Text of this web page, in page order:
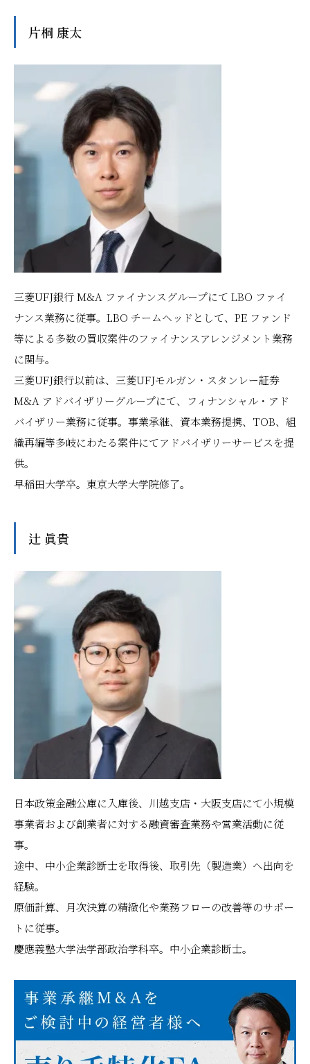
片桐 康太
三菱UFJ銀行 M&A ファイナンスグループにて LBO ファイ
ナンス業務に従事。LBO チームヘッドとして、PE ファンド
等による多数の買収案件のファイナンスアレンジメント業務
に関与。
三菱UFJ銀行以前は、三菱UFJモルガン・スタンレー証券
M&A アドバイザリーグループにて、フィナンシャル・アド
バイザリー業務に従事。事業承継、資本業務提携、TOB、組
織再編等多岐にわたる案件にてアドバイザリーサービスを提
供。
早稲田大学卒。東京大学大学院修了。
辻 眞貴
日本政策金融公庫に入庫後、川越支店・大阪支店にて小規模
事業者および創業者に対する融資審査業務や営業活動に従
事。
途中、中小企業診断士を取得後、取引先（製造業）へ出向を
経験。
原価計算、月次決算の精緻化や業務フローの改善等のサポー
トに従事。
慶應義塾大学法学部政治学科卒。中小企業診断士。